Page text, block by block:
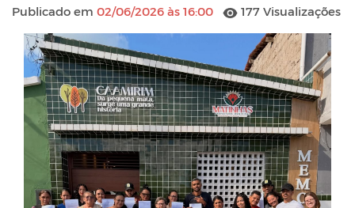
Publicado em 02/06/2026 às 16:00 177 Visualizações